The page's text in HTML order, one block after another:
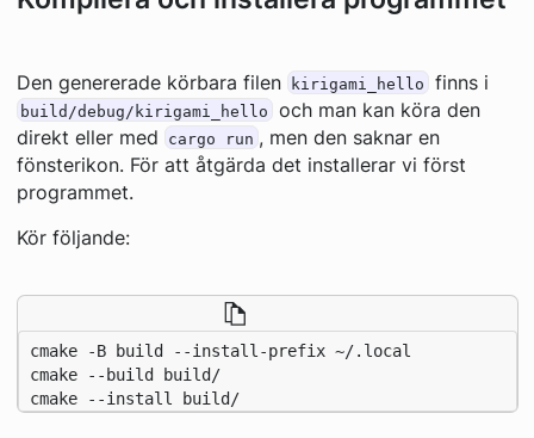
Den genererade körbara filen kirigami_hello finns i
build/debug/kirigami_hello
och man kan köra den
direkt eller med
cargo run , men den saknar en
fönsterikon. För att åtgärda det installerar vi först
programmet.
Kör följande:
cmake --build build/
cmake --install build/